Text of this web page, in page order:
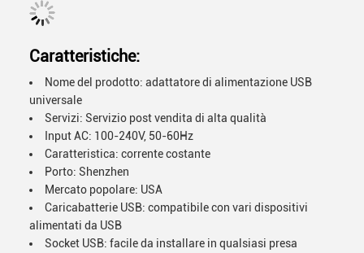
Caratteristiche:
Nome del prodotto: adattatore di alimentazione USB
universale
Servizi: Servizio post vendita di alta qualità
Input AC: 100-240V, 50-60Hz
Caratteristica: corrente costante
Porto: Shenzhen
Mercato popolare: USA
Caricabatterie USB: compatibile con vari dispositivi
alimentati da USB
Socket USB: facile da installare in qualsiasi presa